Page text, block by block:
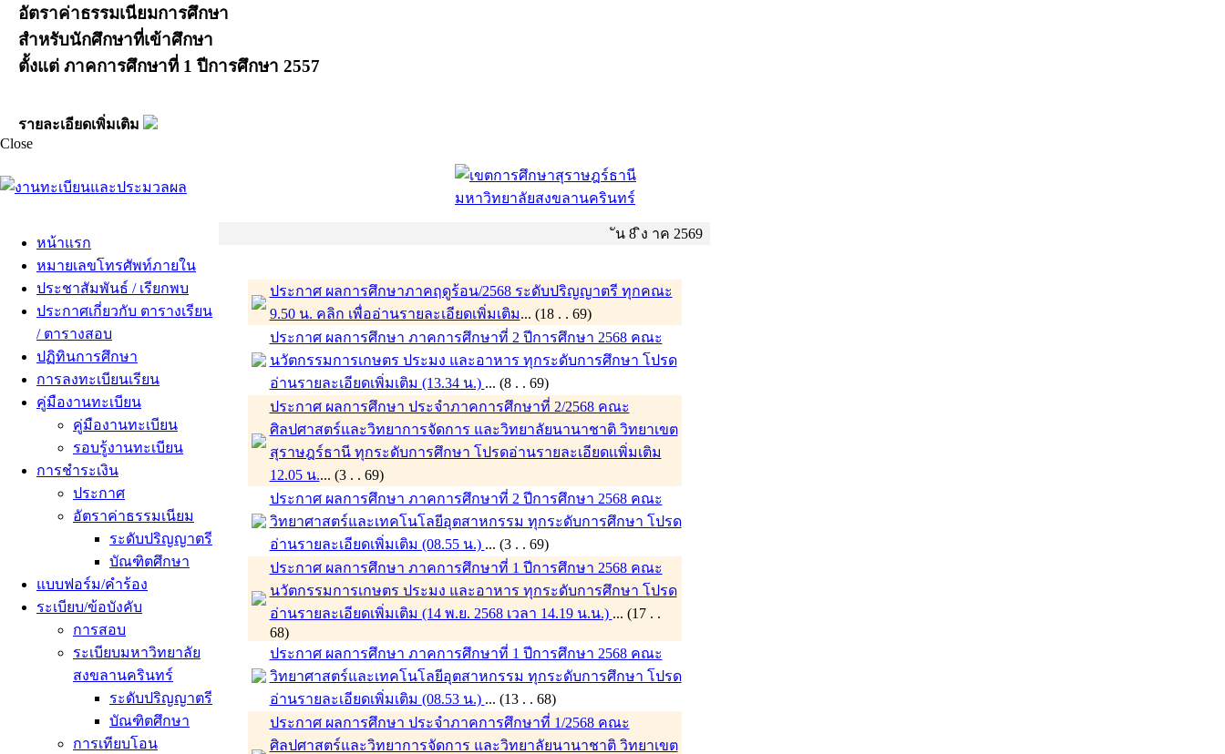
อัตราค่าธรรมเนียมการศึกษา
สำหรับนักศึกษาที่เข้าศึกษา
ตั้งแต่ ภาคการศึกษาที่ 1 ปีการศึกษา 2557
รายละเอียดเพิ่มเติม
Close
หน้าแรก
หมายเลขโทรศัพท์ภายใน
ประชาสัมพันธ์ / เรียกพบ
ประกาศเกี่ยวกับ ตารางเรียน
/ ตารางสอบ
ปฏิทินการศึกษา
การลงทะเบียนเรียน
คู่มืองานทะเบียน
คู่มืองานทะเบียน
รอบรู้งานทะเบียน
การชำระเงิน
ประกาศ
อัตราค่าธรรมเนียม
ระดับปริญญาตรี
บัณฑิตศึกษา
แบบฟอร์ม/คำร้อง
ระเบียบ/ข้อบังคับ
การสอบ
ระเบียบมหาวิทยาลัย
สงขลานครินทร์
ระดับปริญญาตรี
บัณฑิตศึกษา
การเทียบโอน
ัน 8 ิง าค 2569
ประกาศ ผลการศึกษาภาคฤดูร้อน/2568 ระดับปริญญาตรี ทุกคณะ
9.50 น. คลิก เพื่ออ่านรายละเอียดเพิ่มเติม... (18 . . 69)
ประกาศ ผลการศึกษา ภาคการศึกษาที่ 2 ปีการศึกษา 2568 คณะ
นวัตกรรมการเกษตร ประมง และอาหาร ทุกระดับการศึกษา โปรด
อ่านรายละเอียดเพิ่มเติม (13.34 น.) ... (8 . . 69)
ประกาศ ผลการศึกษา ประจำภาคการศึกษาที่ 2/2568 คณะ
ศิลปศาสตร์และวิทยาการจัดการ และวิทยาลัยนานาชาติ วิทยาเขต
สุราษฎร์ธานี ทุกระดับการศึกษา โปรดอ่านรายละเอียดเเพิ่มเติม
12.05 น.... (3 . . 69)
ประกาศ ผลการศึกษา ภาคการศึกษาที่ 2 ปีการศึกษา 2568 คณะ
วิทยาศาสตร์และเทคโนโลยีอุตสาหกรรม ทุกระดับการศึกษา โปรด
อ่านรายละเอียดเพิ่มเติม (08.55 น.) ... (3 . . 69)
ประกาศ ผลการศึกษา ภาคการศึกษาที่ 1 ปีการศึกษา 2568 คณะ
นวัตกรรมการเกษตร ประมง และอาหาร ทุกระดับการศึกษา โปรด
อ่านรายละเอียดเพิ่มเติม (14 พ.ย. 2568 เวลา 14.19 น.น.) ... (17 . .
68)
ประกาศ ผลการศึกษา ภาคการศึกษาที่ 1 ปีการศึกษา 2568 คณะ
วิทยาศาสตร์และเทคโนโลยีอุตสาหกรรม ทุกระดับการศึกษา โปรด
อ่านรายละเอียดเพิ่มเติม (08.53 น.) ... (13 . . 68)
ประกาศ ผลการศึกษา ประจำภาคการศึกษาที่ 1/2568 คณะ
ศิลปศาสตร์และวิทยาการจัดการ และวิทยาลัยนานาชาติ วิทยาเขต